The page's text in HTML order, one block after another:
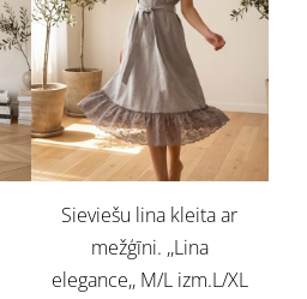
Sieviešu lina kleita ar
mežģīni. ,,Lina
elegance,, M/L izm.L/XL